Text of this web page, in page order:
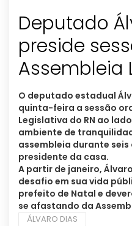
Deputado
preside
Assembleia
O deputado estadual
quinta-feira a sessão
Legislativa do RN ao
ambiente de
assembleia durante
presidente da casa.
A partir de janeiro,
desafio em sua vida
prefeito de Natal e
se afastando da
ÁLVARO DIAS